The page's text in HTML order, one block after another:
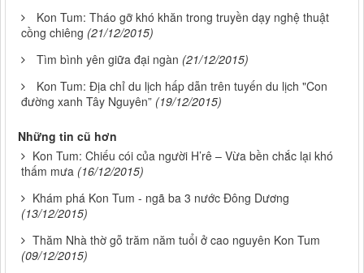
Kon Tum: Tháo gỡ khó khăn trong truyền dạy nghệ thuật
cồng chiêng (21/12/2015)
Tìm bình yên giữa đại ngàn (21/12/2015)
Kon Tum: Địa chỉ du lịch hấp dẫn trên tuyến du lịch "Con
đường xanh Tây Nguyên” (19/12/2015)
Những tin cũ hơn
Kon Tum: Chiếu cói của người H’rê – Vừa bền chắc lại khó
thấm mưa (16/12/2015)
Khám phá Kon Tum - ngã ba 3 nước Đông Dương
(13/12/2015)
Thăm Nhà thờ gỗ trăm năm tuổi ở cao nguyên Kon Tum
(09/12/2015)